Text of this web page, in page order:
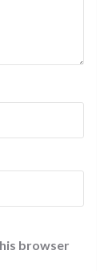
browser